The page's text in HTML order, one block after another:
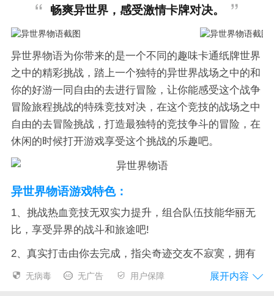
畅爽异世界，感受激情卡牌对决。
异世界物语为你带来的是一个不同的趣味卡通纸牌世界
之中的精彩挑战，踏上一个独特的异世界战场之中的和
你的好游一同自由的去进行冒险，让你能感受这个战争
冒险旅程挑战的特殊竞技对决，在这个竞技的战场之中
自由的去冒险挑战，打造最独特的竞技争斗的冒险，在
休闲的时候打开游戏享受这个挑战的乐趣吧。
异世界物语游戏特色：
1、挑战热血竞技无双实力提升，组合队伍技能华丽无
比，享受异界的战斗和旅途吧!
2、真实打击由你去完成，指尖奇迹交友不寂寞，拥有
自己的特色队伍，随着你去争霸异界;
无病毒 无广告 用户保障 展开内容